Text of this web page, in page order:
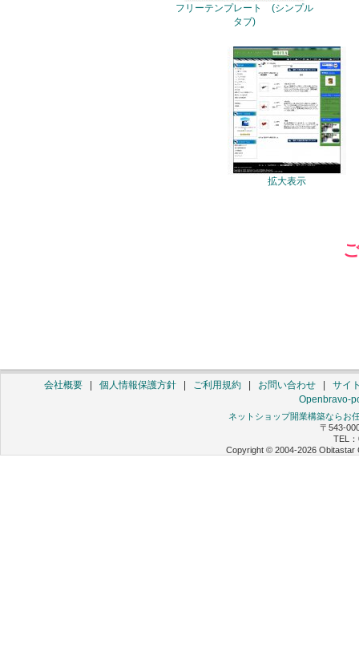
拡大表示
フリーテンプレート (シンプル
タブ)
会社概要 | 個人情報保護方針 | ご利用規約 | お問い合わせ |
サイ
Openbravo-
ネットショップ開業構築ならお
〒543-
TEL
Copyright © 2004-2026